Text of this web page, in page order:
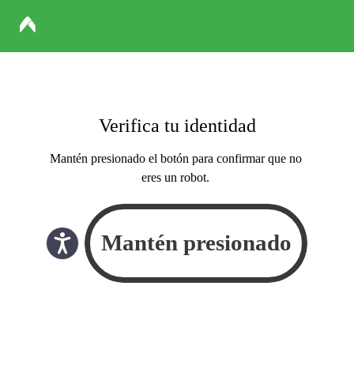
Verifica tu identidad
Mantén presionado el botón para confirmar que no
eres un robot.